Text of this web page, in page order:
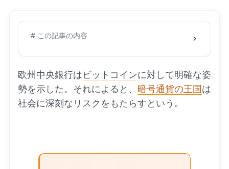
# この記事の内容
欧州中央銀行はビットコインに対して明確な姿
勢を示した。それによると、 暗号通貨の王国は
社会に深刻なリスクをもたらすという。